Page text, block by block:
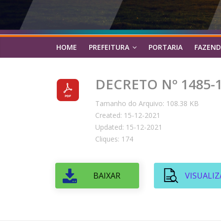
HOME PREFEITURA PORTARIA
DECRETO Nº
Tamanho do Arquivo: 108.38 KB
Created: 15-12-2021
Updated: 15-12-2021
Cliques: 174
BAIXAR